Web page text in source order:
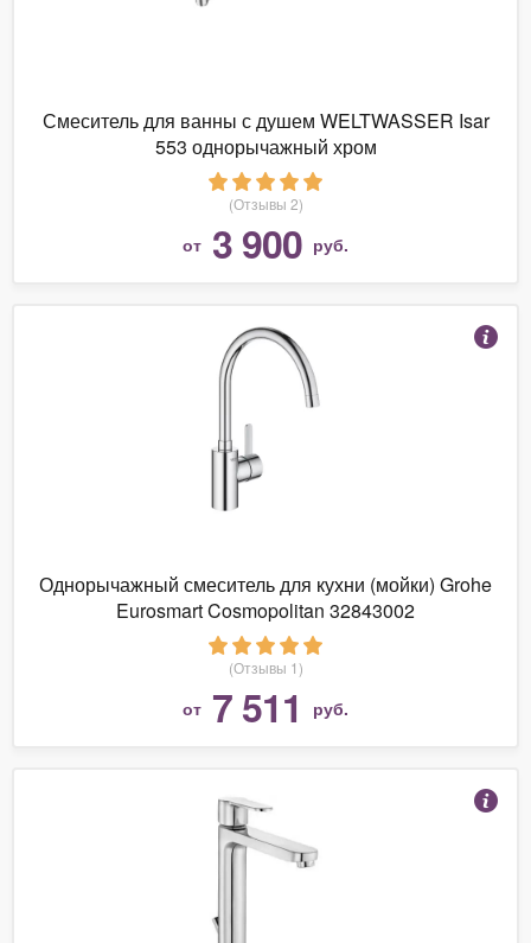
Смеситель для ванны с душем WELTWASSER Isar
553 однорычажный хром
(Отзывы 2)
от 3 900 руб.
Однорычажный смеситель для кухни (мойки) Grohe
Eurosmart Cosmopolitan 32843002
(Отзывы 1)
от 7 511 руб.